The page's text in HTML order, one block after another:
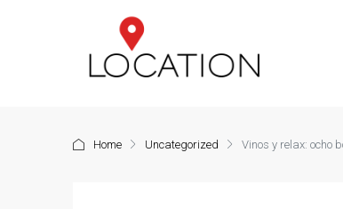
Home Uncategorized Vinos y relax: ocho